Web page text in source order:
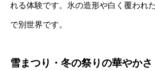
れる体験です。氷の造形や白く覆われ
で別世界です。
雪まつり・冬の祭りの華やかさ